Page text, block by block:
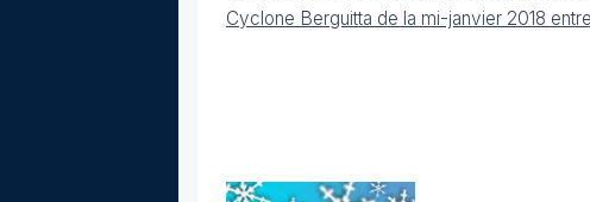
Cyclone Berguitta de la mi-janvier 2018